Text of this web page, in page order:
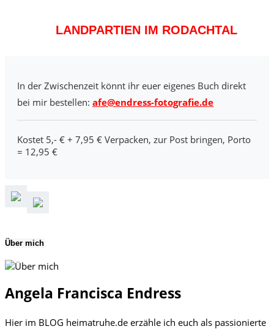
LANDPARTIEN IM RODACHTAL
In der Zwischenzeit könnt ihr euer eigenes Buch direkt
bei mir bestellen: afe@endress-fotografie.de
Kostet 5,- € + 7,95 € Verpacken, zur Post bringen, Porto
= 12,95 €
Über mich
Angela Francisca Endress
Hier im BLOG heimatruhe.de erzähle ich euch als passionierte